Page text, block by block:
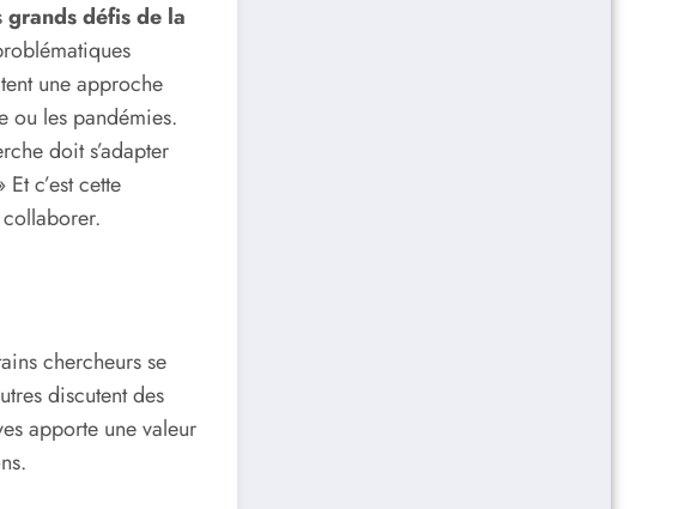
grands défis de la
une approche
ou les pandémies.
doit s’adapter
c’est cette
chercheurs se
discutent des
apporte une valeur